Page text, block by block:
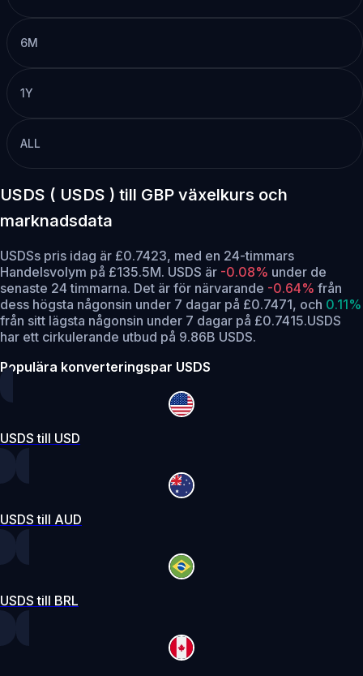
6M
1Y
ALL
USDS ( USDS ) till GBP växelkurs och
marknadsdata
USDSs pris idag är £0.7423, med en 24-timmars
Handelsvolym på £135.5M. USDS är -0.08% under de
senaste 24 timmarna. Det är för närvarande -0.64% från
dess högsta någonsin under 7 dagar på £0.7471, och 0.11%
från sitt lägsta någonsin under 7 dagar på £0.7415.USDS
har ett cirkulerande utbud på 9.86B USDS.
Populära konverteringspar USDS
USDS till USD
USDS till AUD
USDS till BRL